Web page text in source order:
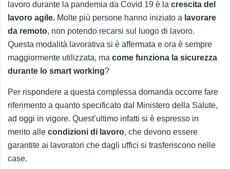
lavoro durante la pandemia da Covid 19 è la crescita del
lavoro agile. Molte più persone hanno iniziato a lavorare
da remoto, non potendo recarsi sul luogo di lavoro.
Questa modalità lavorativa si è affermata e ora è sempre
maggiormente utilizzata, ma come funziona la sicurezza
durante lo smart working?
Per rispondere a questa complessa domanda occorre fare
riferimento a quanto specificato dal Ministero della Salute,
ad oggi in vigore. Quest’ultimo infatti si è espresso in
merito alle condizioni di lavoro, che devono essere
garantite ai lavoratori che dagli uffici si trasferiscono nelle
case.